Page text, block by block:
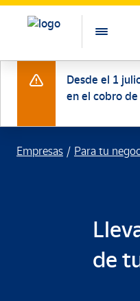
Desde el 1
en el cobro
Empresas Para tu
de